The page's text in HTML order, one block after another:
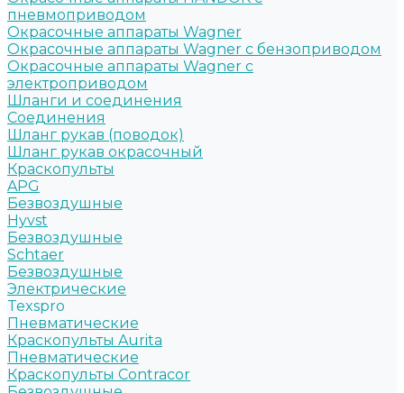
пневмоприводом
Окрасочные аппараты Wagner
Окрасочные аппараты Wagner с бензоприводом
Окрасочные аппараты Wagner с
электроприводом
Шланги и соединения
Cоединения
Шланг рукав (поводок)
Шланг рукав окрасочный
Краскопульты
APG
Безвоздушные
Hyvst
Безвоздушные
Schtaer
Безвоздушные
Электрические
Texspro
Пневматические
Краскопульты Aurita
Пневматические
Краскопульты Contracor